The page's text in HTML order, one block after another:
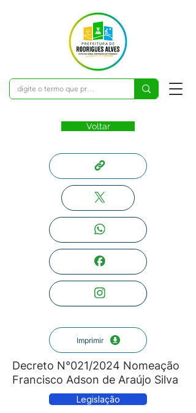
Voltar
Imprimir
Decreto N°021/2024 Nomeação
Francisco Adson de Araújo Silva
Legislação